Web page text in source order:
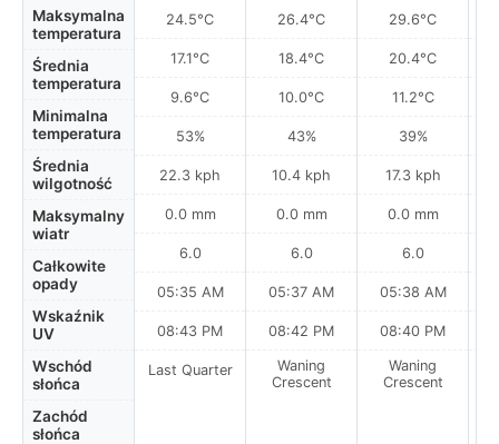
Maksymalna
temperatura
Średnia
temperatura
Minimalna
temperatura
Średnia
wilgotność
Maksymalny
wiatr
Całkowite
opady
Wskaźnik
UV
Wschód
słońca
Zachód
słońca
24.5°C
17.1°C
9.6°C
53%
22.3 kph
0.0 mm
6.0
05:35 AM
08:43 PM
Last Quarter
26.4°C
18.4°C
10.0°C
43%
10.4 kph
0.0 mm
6.0
05:37 AM
08:42 PM
Waning
Crescent
29.6°C
20.4°C
11.2°C
39%
17.3 kph
0.0 mm
6.0
05:38 AM
08:40 PM
Waning
Crescent